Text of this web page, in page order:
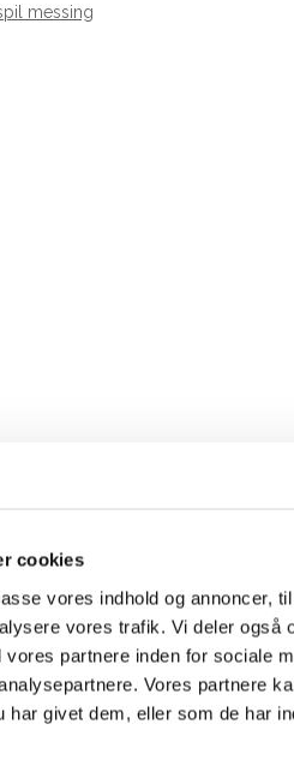
cookies
vores indhold og annoncer,
vores trafik. Vi deler også
partnere inden for sociale
Vores partnere
har givet dem, eller som de har